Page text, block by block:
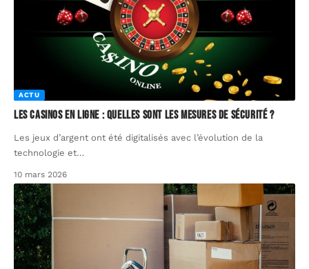
ACTU
Les casinos en ligne : quelles sont les mesures de sécurité ?
Les jeux d’argent ont été digitalisés avec l’évolution de la
technologie et…
10 mars 2026